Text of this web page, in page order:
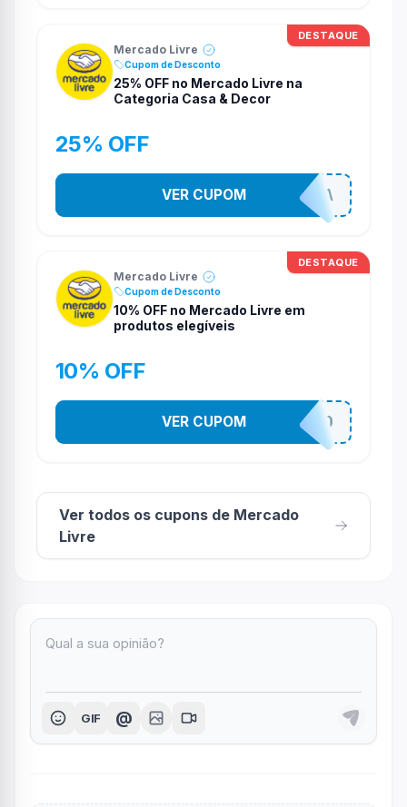
DESTAQUE
Mercado Livre
Cupom de Desconto
25% OFF no Mercado Livre na
Categoria Casa & Decor
25% OFF
COMPRINHASPRACASA
VER CUPOM
DESTAQUE
Mercado Livre
Cupom de Desconto
10% OFF no Mercado Livre em
produtos elegíveis
10% OFF
QUERODESCONTO
VER CUPOM
Ver todos os cupons de Mercado
Livre
GIF @